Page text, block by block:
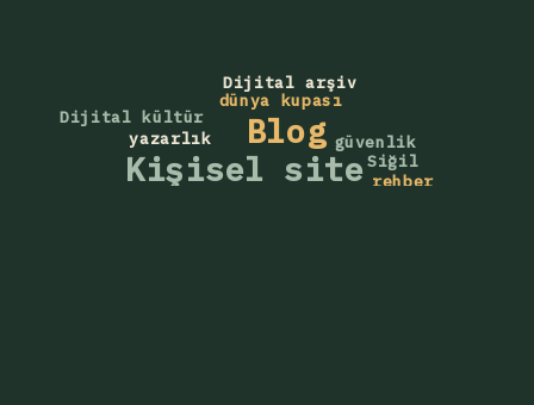
Kişisel site
Blog
rehber
yazarlık güvenlik
dünya kupası
Dijital kültür
Dijital arşiv
Siğil